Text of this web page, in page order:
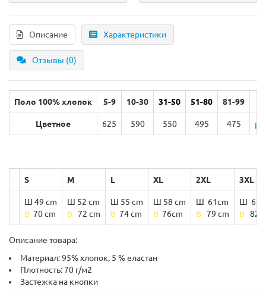
Описание Характеристики
Отзывы (0)
Поло 100% хлопок 5-9 10-30 31-50 51-80 81-99
Цветное 625 590 550 495 475
S M L XL 2XL 3XL
Ш 49 cm
B 70 cm
Ш 52 cm
B 72 cm
Ш 55 cm
B 74 cm
Ш 58 cm
B 76cm
Ш 61cm
B 79 cm
Ш 64
B 82
Описание товара:
Материал: 95% хлопок, 5 % еластан
Плотность: 70 г/м2
Застежка на кнопки